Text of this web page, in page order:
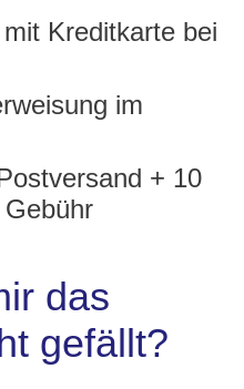
Kreditkarte bei
im
+ 10
das
gefällt?